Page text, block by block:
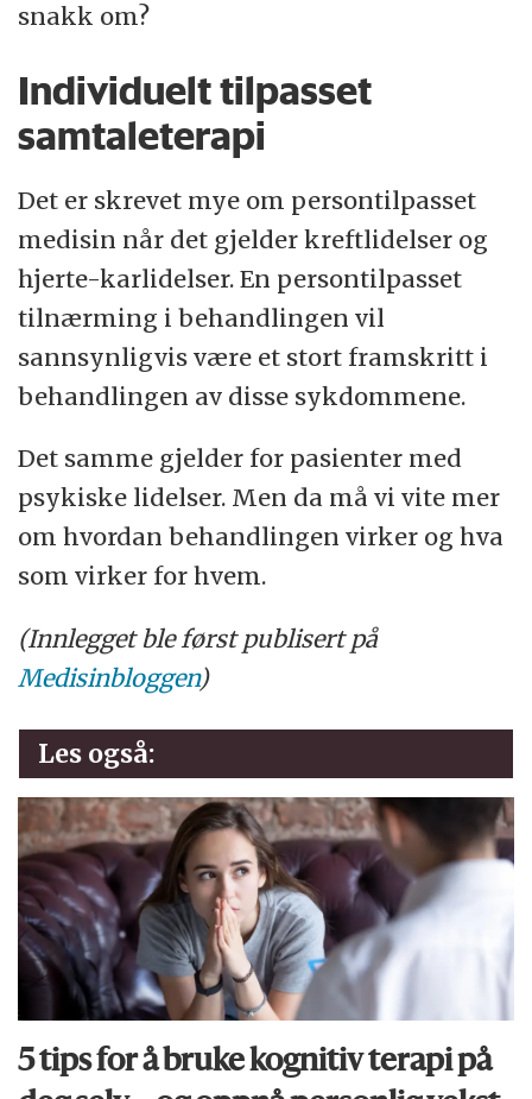
snakk om?
Individuelt tilpasset
samtaleterapi
Det er skrevet mye om persontilpasset
medisin når det gjelder kreftlidelser og
hjerte-karlidelser. En persontilpasset
tilnærming i behandlingen vil
sannsynligvis være et stort framskritt i
behandlingen av disse sykdommene.
Det samme gjelder for pasienter med
psykiske lidelser. Men da må vi vite mer
om hvordan behandlingen virker og hva
som virker for hvem.
(Innlegget ble først publisert på
Medisinbloggen)
Les også:
5 tips for å bruke kognitiv terapi på